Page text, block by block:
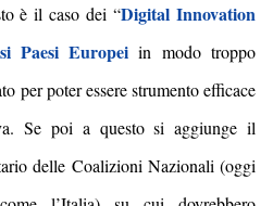
è il caso dei “Digital Innovation
Paesi Europeiin modo troppo
per poter essere strumento efficace
. Se poi a questo si aggiunge il
delle Coalizioni Nazionali (oggi